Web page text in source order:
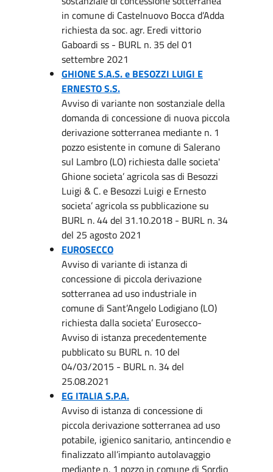
in comune di Castelnuovo Bocca d’Adda
richiesta da soc. agr. Eredi vittorio
Gaboardi ss - BURL n. 35 del 01
settembre 2021
GHIONE S.A.S. e BESOZZI LUIGI E
ERNESTO S.S.
Avviso di variante non sostanziale della
domanda di concessione di nuova piccola
derivazione sotterranea mediante n. 1
pozzo esistente in comune di Salerano
sul Lambro (LO) richiesta dalle societa'
Ghione societa’ agricola sas di Besozzi
Luigi & C. e Besozzi Luigi e Ernesto
societa’ agricola ss pubblicazione su
BURL n. 44 del 31.10.2018 - BURL n. 34
del 25 agosto 2021
EUROSECCO
Avviso di variante di istanza di
concessione di piccola derivazione
sotterranea ad uso industriale in
comune di Sant’Angelo Lodigiano (LO)
richiesta dalla societa’ Eurosecco-
Avviso di istanza precedentemente
pubblicato su BURL n. 10 del
04/03/2015 - BURL n. 34 del
25.08.2021
EG ITALIA S.P.A.
Avviso di istanza di concessione di
piccola derivazione sotterranea ad uso
potabile, igienico sanitario, antincendio e
finalizzato all’impianto autolavaggio
mediante n. 1 pozzo in comune di Sordio